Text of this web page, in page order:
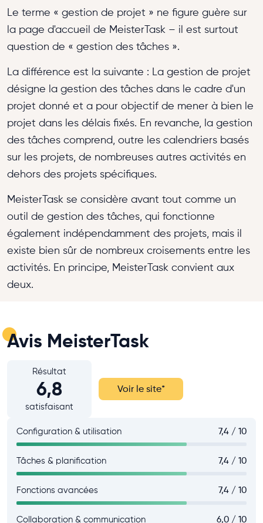
Le terme « gestion de projet » ne figure guère sur
la page d'accueil de MeisterTask – il est surtout
question de « gestion des tâches ».
La différence est la suivante : La gestion de projet
désigne la gestion des tâches dans le cadre d'un
projet donné et a pour objectif de mener à bien le
projet dans les délais fixés. En revanche, la gestion
des tâches comprend, outre les calendriers basés
sur les projets, de nombreuses autres activités en
dehors des projets spécifiques.
MeisterTask se considère avant tout comme un
outil de gestion des tâches, qui fonctionne
également indépendamment des projets, mais il
existe bien sûr de nombreux croisements entre les
activités. En principe, MeisterTask convient aux
deux.
Avis MeisterTask
Résultat
6,8
satisfaisant
Voir le site*
Configuration & utilisation 7,4 / 10
Tâches & planification 7,4 / 10
Fonctions avancées 7,4 / 10
Collaboration & communication 6,0 / 10